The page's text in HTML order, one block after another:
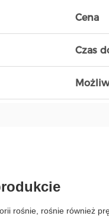
Cena
Czas
rośnie, rośnie również